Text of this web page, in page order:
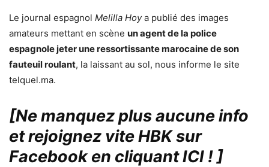
Le journal espagnol Melilla Hoya publié des images
amateurs mettant en scène un agent de la police
espagnole jeter une ressortissante marocaine de son
fauteuil roulant, la laissant au sol, nous informe le site
telquel.ma.
[Ne manquez plus aucune info
et rejoignez vite HBK sur
Facebook en cliquant ICI ! ]